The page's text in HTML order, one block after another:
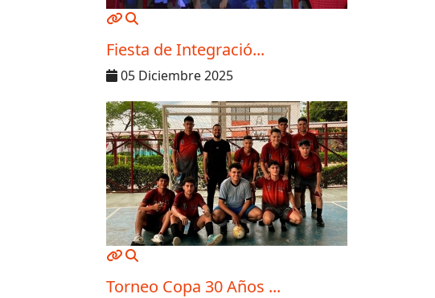
MOD_JTCS_VIEW_ARTICLE_LINK
Fiesta de Integració...
05 Diciembre 2025
MOD_JTCS_VIEW_ARTICLE_LINK
Torneo Copa 30 Años ...